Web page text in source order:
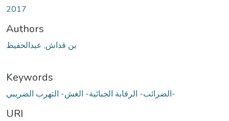
2017
Authors
بن قداش, عبدالحفيظ
Keywords
الضرائب- الرقابة الجبائية- الغش- التهرب الضريبي-
URI